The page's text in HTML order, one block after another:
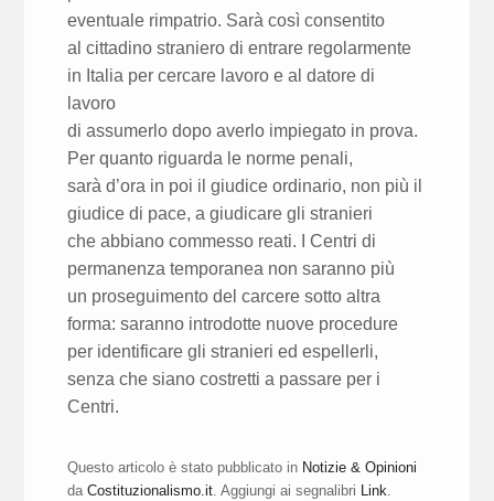
eventuale rimpatrio. Sarà così consentito
al cittadino straniero di entrare regolarmente
in Italia per cercare lavoro e al datore di
lavoro
di assumerlo dopo averlo impiegato in prova.
Per quanto riguarda le norme penali,
sarà d’ora in poi il giudice ordinario, non più il
giudice di pace, a giudicare gli stranieri
che abbiano commesso reati. I Centri di
permanenza temporanea non saranno più
un proseguimento del carcere sotto altra
forma: saranno introdotte nuove procedure
per identificare gli stranieri ed espellerli,
senza che siano costretti a passare per i
Centri.
Questo articolo è stato pubblicato in Notizie & Opinioni
daCostituzionalismo.it . Aggiungi ai segnalibri Link